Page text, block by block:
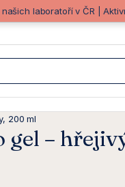
laboratoří v ČR |
200 ml
–